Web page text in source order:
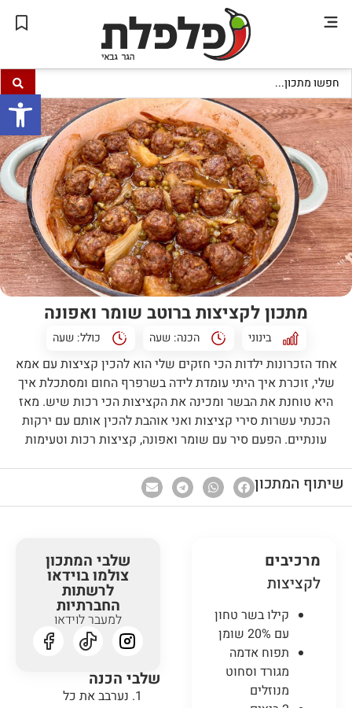
פתח
מתכון לקציצות ברוטב שומר ואפונה
בינוני הכנה: שעה כולל: שעה
אחד הזכרונות ילדות הכי חזקים שלי הוא להכין קציצות עם אמא
שלי, זוכרת איך היתי עומדת לידה בשרפרף החום ומסתכלת איך
היא טוחנת את הבשר ומכינה את הקציצות הכי רכות שיש. מאז
הכנתי עשרות סירי קציצות ואני אוהבת להכין אותם עם ירקות
עונתיים. הפעם סיר עם שומר ואפונה, קציצות רכות וטעימות
שיתוף המתכון
מרכיבים
לקציצות
קילו בשר טחון
עם 20% שומן
תפוח אדמה
מגורד וסחוט
מנוזלים
שלבי המתכון
צולמו בוידאו
לרשתות
החברתיות
למעבר לוידאו
שלבי הכנה
נערבב את כל